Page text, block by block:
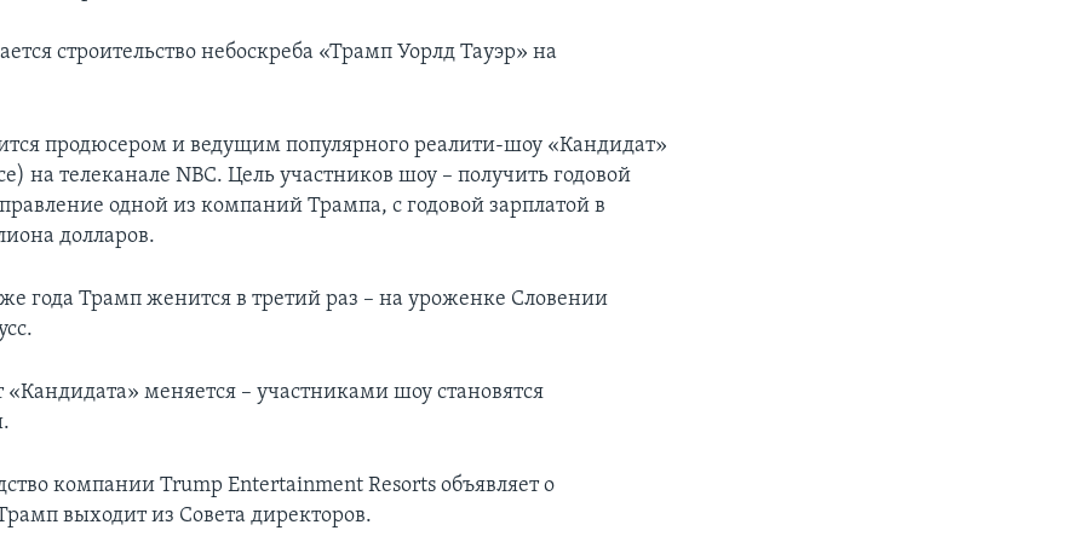
строительство небоскреба «Трамп Уорлд Тауэр» на
продюсером и ведущим популярного реалити-шоу «Кандидат»
на телеканале NBC. Цель участников шоу – получить годовой
одной из компаний Трампа, с годовой зарплатой в
долларов.
же года Трамп женится в третий раз – на уроженке Словении
«Кандидата» меняется – участниками шоу становятся
компании Trump Entertainment Resorts объявляет о
выходит из Совета директоров.